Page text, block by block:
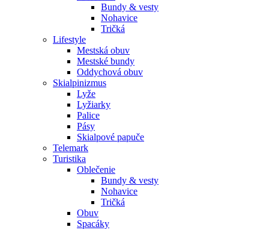
Bundy & vesty
Nohavice
Tričká
Lifestyle
Mestská obuv
Mestské bundy
Oddychová obuv
Skialpinizmus
Lyže
Lyžiarky
Palice
Pásy
Skialpové papuče
Telemark
Turistika
Oblečenie
Bundy & vesty
Nohavice
Tričká
Obuv
Spacáky